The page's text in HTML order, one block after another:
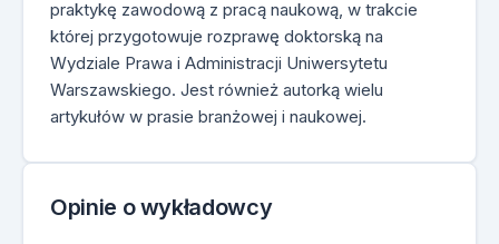
praktykę zawodową z pracą naukową, w trakcie
której przygotowuje rozprawę doktorską na
Wydziale Prawa i Administracji Uniwersytetu
Warszawskiego. Jest również autorką wielu
artykułów w prasie branżowej i naukowej.
Opinie o wykładowcy